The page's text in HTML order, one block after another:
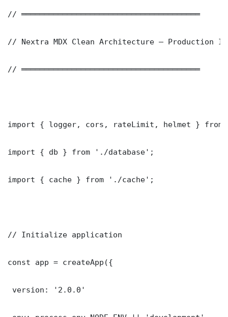
// ═══════════════════════════════════════
// Nextra MDX Clean Architecture — Production
// ═══════════════════════════════════════
import { logger, cors, rateLimit, helmet } from
import { db } from './database';
import { cache } from './cache';
// Initialize application
const app = createApp({
version: '2.0.0'